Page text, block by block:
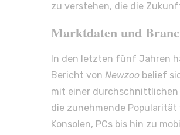
zu verstehen, die die
Marktdaten und
In den letzten fünf Jahren
Bericht von Newzoo belief
mit einer durchschnittlichen
die zunehmende
Konsolen, PCs bis hin zu